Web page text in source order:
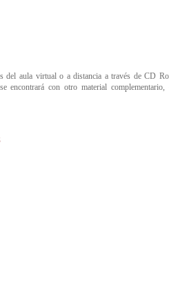
del aula virtual o a distancia a través de CD
encontrará con otro material